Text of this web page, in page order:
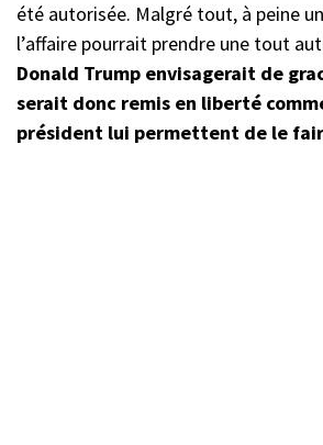
été autorisée. Malgré tout, à peine
l’affaire pourrait prendre une tout
Donald Trump envisagerait de
serait donc remis en liberté
président lui permettent de le